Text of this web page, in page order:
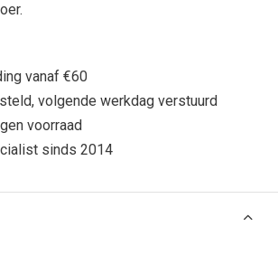
vanaf €60
volgende werkdag verstuurd
voorraad
sinds 2014